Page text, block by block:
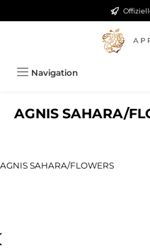
Zum Hauptinhalt springen
Navigation
AGNIS SAHARA/
überspringen